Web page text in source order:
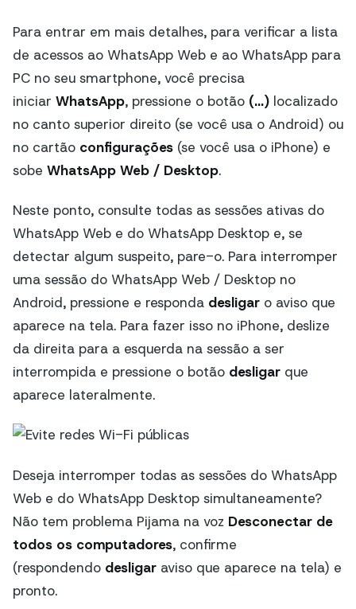
Para entrar em mais detalhes, para verificar a lista
de acessos ao WhatsApp Web e ao WhatsApp para
PC no seu smartphone, você precisa
iniciar WhatsApp, pressione o botão (...) localizado
no canto superior direito (se você usa o Android) ou
no cartão configurações (se você usa o iPhone) e
sobe WhatsApp Web / Desktop.
Neste ponto, consulte todas as sessões ativas do
WhatsApp Web e do WhatsApp Desktop e, se
detectar algum suspeito, pare-o. Para interromper
uma sessão do WhatsApp Web / Desktop no
Android, pressione e responda desligar o aviso que
aparece na tela. Para fazer isso no iPhone, deslize
da direita para a esquerda na sessão a ser
interrompida e pressione o botão desligar que
aparece lateralmente.
Deseja interromper todas as sessões do WhatsApp
Web e do WhatsApp Desktop simultaneamente?
Não tem problema Pijama na voz Desconectar de
todos os computadores, confirme
(respondendo desligar aviso que aparece na tela) e
pronto.